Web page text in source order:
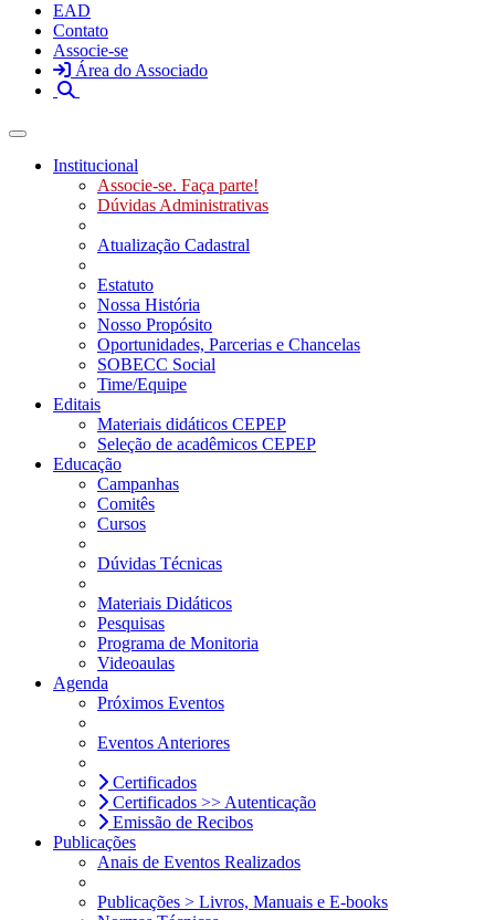
EAD
Contato
Associe-se
Área do Associado
Toggle navigation
Institucional
Associe-se. Faça parte!
Dúvidas Administrativas
Atualização Cadastral
Estatuto
Nossa História
Nosso Propósito
Oportunidades, Parcerias e Chancelas
SOBECC Social
Time/Equipe
Editais
Materiais didáticos CEPEP
Seleção de acadêmicos CEPEP
Educação
Campanhas
Comitês
Cursos
Dúvidas Técnicas
Materiais Didáticos
Pesquisas
Programa de Monitoria
Videoaulas
Agenda
Próximos Eventos
Eventos Anteriores
Certificados
Certificados >> Autenticação
Emissão de Recibos
Publicações
Anais de Eventos Realizados
Publicações > Livros, Manuais e E-books